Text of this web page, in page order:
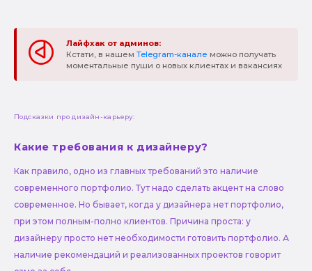
Лайфхак от админов:
Кстати, в нашем Telegram-канале можно получать
моментальные пуши о новых клиентах и вакансиях
Подсказки про дизайн-карьеру:
Какие требования к дизайнеру?
Как правило, одно из главных требований это наличие
современного портфолио. Тут надо сделать акцент на слово
современное. Но бывает, когда у дизайнера нет портфолио,
при этом полным-полно клиентов. Причина проста: у
дизайнеру просто нет необходимости готовить портфолио. А
наличие рекомендаций и реализованных проектов говорит